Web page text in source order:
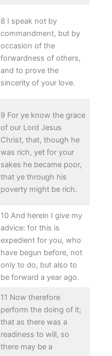
8 I speak not by
commandment, but by
occasion of the
forwardness of others,
and to prove the
sincerity of your love.
9 For ye know the grace
of our Lord Jesus
Christ, that, though he
was rich, yet for your
sakes he became poor,
that ye through his
poverty might be rich.
10 And herein I give my
advice: for this is
expedient for you, who
have begun before, not
only to do, but also to
be forward a year ago.
11 Now therefore
perform the doing of it;
that as there was a
readiness to will, so
there may be a